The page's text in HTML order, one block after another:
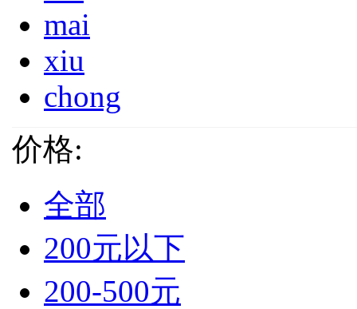
mai
xiu
chong
价格:
全部
200元以下
200-500元